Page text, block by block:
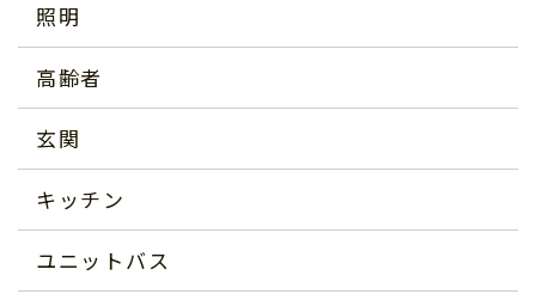
照明
高齢者
玄関
キッチン
ユニットバス